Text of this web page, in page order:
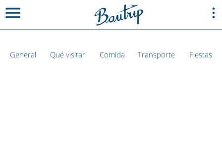
General Qué visitar Comida Transporte Fiestas